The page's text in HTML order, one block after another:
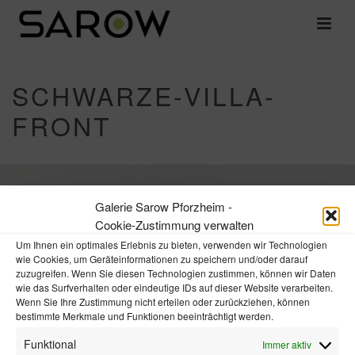
Galerie Sarow Pforzheim -
Cookie-Zustimmung verwalten
Um Ihnen ein optimales Erlebnis zu bieten, verwenden wir Technologien
wie Cookies, um Geräteinformationen zu speichern und/oder darauf
zuzugreifen. Wenn Sie diesen Technologien zustimmen, können wir Daten
wie das Surfverhalten oder eindeutige IDs auf dieser Website verarbeiten.
Wenn Sie Ihre Zustimmung nicht erteilen oder zurückziehen, können
bestimmte Merkmale und Funktionen beeinträchtigt werden.
Funktional Immer aktiv
SCHWARZE-VILLA-
FRONT
SCHWARZE-VILLA-FRONT
1. August 2018